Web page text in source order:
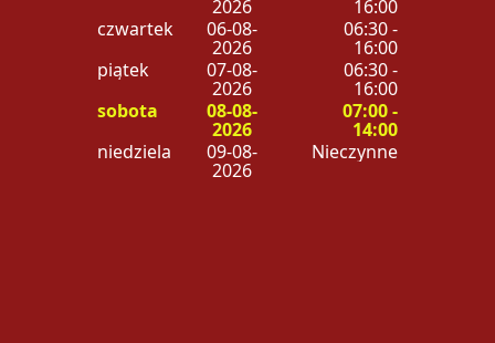
2026
16:00
czwartek
06-08-
2026
06:30 -
16:00
piątek
07-08-
2026
06:30 -
16:00
sobota
08-08-
2026
07:00 -
14:00
niedziela
09-08-
2026
Nieczynne